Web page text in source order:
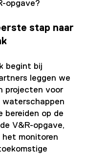
opgave?
stap naar
begint bij
leggen we
projecten voor
waterschappen
bereiden op de
V&R-opgave,
het monitoren